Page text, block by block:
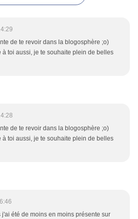
de te revoir dans la blogosphère ;o)
à toi aussi, je te souhaite plein de belles
de te revoir dans la blogosphère ;o)
à toi aussi, je te souhaite plein de belles
été de moins en moins présente sur